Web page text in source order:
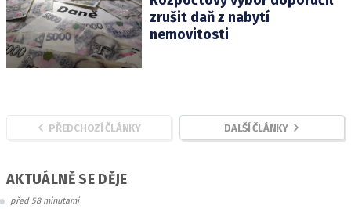
zrušit daň z nabytí
nemovitosti
PŘEDCHOZÍ ČLÁNKY DALŠÍ ČLÁNKY
AKTUÁLNĚ SE DĚJE
před 58 minutami